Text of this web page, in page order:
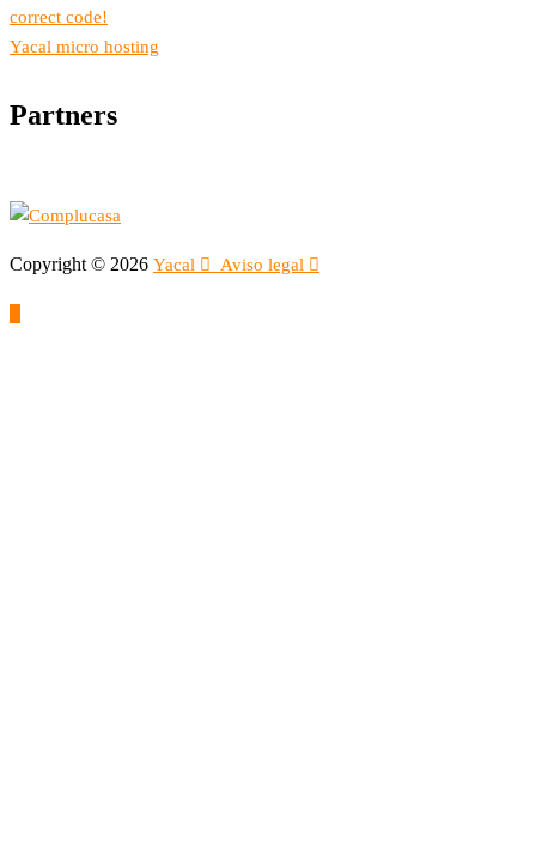
correct code!
Yacal micro hosting
Partners
Copyright © 2026 Yacal Aviso legal